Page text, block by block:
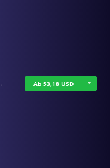
Ab 53,18 USD